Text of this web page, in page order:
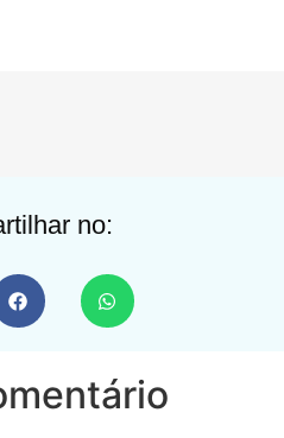
no: